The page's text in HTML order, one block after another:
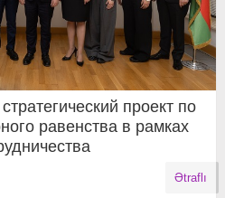
проект по
равенства в рамках
Ətraflı